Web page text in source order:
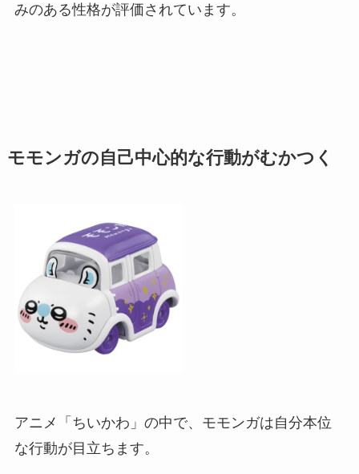
みのある性格が評価されています。
モモンガの自己中心的な行動がむかつく
アニメ「ちいかわ」の中で、モモンガは自分本位
な行動が目立ちます。